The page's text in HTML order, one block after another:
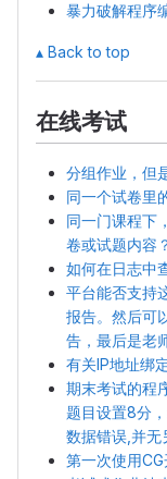
暴力破解程序
▴ Back to top
在线考试
分组作业，但
同一个试卷里
同一门课程下
卷或试题内容
如何在日志中
平台能否支持
报告。然后可
告，最后是老
有关IP地址绑
期末考试的程
题目设置8分
数据错误,并无
第一次使用